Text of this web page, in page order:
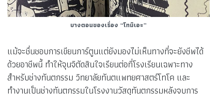
บางตอนของเรื่อง “โทมิเอะ”
แม้จะชื่นชอบการเขียนการ์ตูนแต่ยังมองไม่เห็นทางที่จะยังชีพได้
ด้วยอาชีพนี้ ทำให้จุนจิตัดสินใจเรียนต่อที่โรงเรียนเฉพาะทาง
สำหรับช่างทันตกรรม วิทยาลัยทันตแพทยศาสตร์โทโค และ
ทำงานเป็นช่างทันตกรรมในโรงงานวัสดุทันตกรรมหลังจบการ